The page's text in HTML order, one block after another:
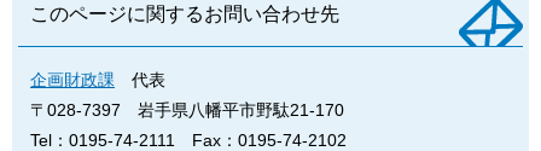
このページに関するお問い合わせ先
企画財政課
代表
〒028-7397
岩手県八幡平市野駄21-170
Tel：0195-74-2111
Fax：0195-74-2102